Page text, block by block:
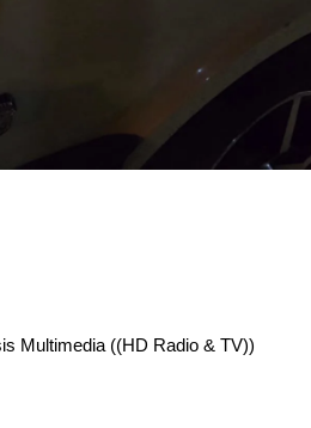
Multimedia ((HD Radio & TV))